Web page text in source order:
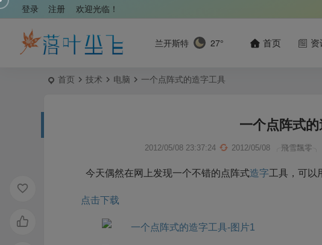
欢迎光临！
登录 注册
兰开斯特 27° 首页 资
首页 技术 电脑 一个点阵式的造字工具
一个点阵式
2012/05/08 23:37:24 2012/05/08 ╭飛雪飄零╮
今天偶然在网上发现一个不错的点阵式造字工具，可以
点击下载